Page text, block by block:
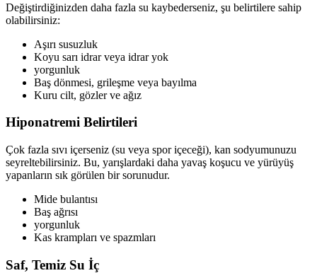
Değiştirdiğinizden daha fazla su kaybederseniz, şu belirtilere sahip
olabilirsiniz:
Aşırı susuzluk
Koyu sarı idrar veya idrar yok
yorgunluk
Baş dönmesi, grileşme veya bayılma
Kuru cilt, gözler ve ağız
Hiponatremi Belirtileri
Çok fazla sıvı içerseniz (su veya spor içeceği), kan sodyumunuzu
seyreltebilirsiniz. Bu, yarışlardaki daha yavaş koşucu ve yürüyüş
yapanların sık görülen bir sorunudur.
Mide bulantısı
Baş ağrısı
yorgunluk
Kas krampları ve spazmları
Saf, Temiz Su İç